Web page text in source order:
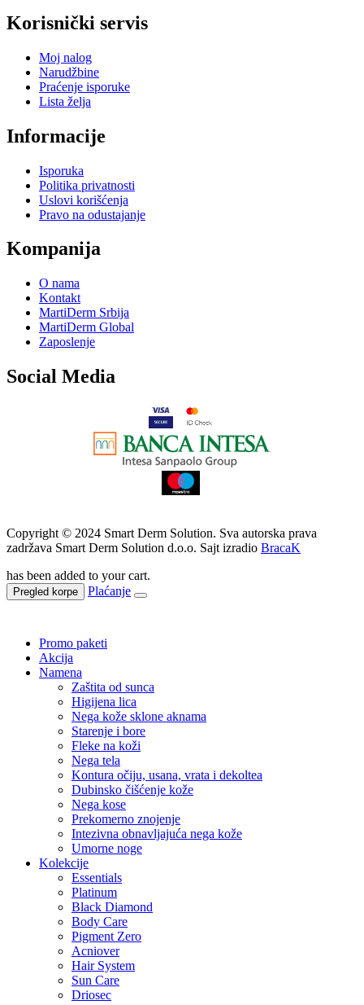
Korisnički servis
Moj nalog
Narudžbine
Praćenje isporuke
Lista želja
Informacije
Isporuka
Politika privatnosti
Uslovi korišćenja
Pravo na odustajanje
Kompanija
O nama
Kontakt
MartiDerm Srbija
MartiDerm Global
Zaposlenje
Social Media
Copyright © 2024 Smart Derm Solution. Sva autorska prava
zadržava Smart Derm Solution d.o.o. Sajt izradio BracaK
has been added to your cart.
Pregled korpe Plaćanje
Promo paketi
Akcija
Namena
Zaštita od sunca
Higijena lica
Nega kože sklone aknama
Starenje i bore
Fleke na koži
Nega tela
Kontura očiju, usana, vrata i dekoltea
Dubinsko čišćenje kože
Nega kose
Prekomerno znojenje
Intezivna obnavljajuća nega kože
Umorne noge
Kolekcije
Essentials
Platinum
Black Diamond
Body Care
Pigment Zero
Acniover
Hair System
Sun Care
Driosec